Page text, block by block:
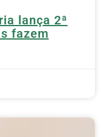
lança 2ª
fazem